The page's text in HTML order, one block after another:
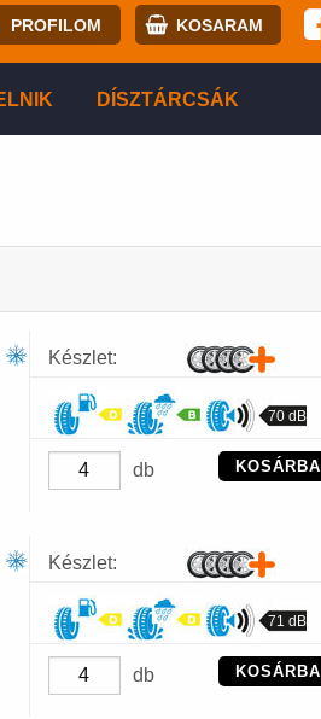
PROFILOM KOSARAM
BELÉPÉS
DÍSZTÁRCSÁK
Készlet:
70 dB
db KOSÁRBA
Készlet:
71 dB
db KOSÁRBA